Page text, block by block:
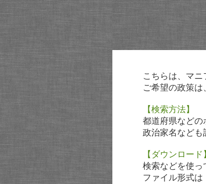
こちらは、マニ
ご希望の政策は
【検索方法】
都道府県などの
政治家名なども
【ダウンロード
検索などを使っ
ファイル形式